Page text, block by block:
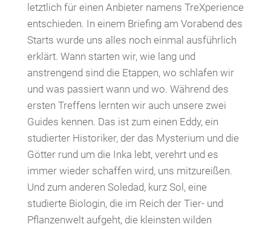
letztlich für einen Anbieter namens TreXperience
entschieden. In einem Briefing am Vorabend des
Starts wurde uns alles noch einmal ausführlich
erklärt. Wann starten wir, wie lang und
anstrengend sind die Etappen, wo schlafen wir
und was passiert wann und wo. Während des
ersten Treffens lernten wir auch unsere zwei
Guides kennen. Das ist zum einen Eddy, ein
studierter Historiker, der das Mysterium und die
Götter rund um die Inka lebt, verehrt und es
immer wieder schaffen wird, uns mitzureißen.
Und zum anderen Soledad, kurz Sol, eine
studierte Biologin, die im Reich der Tier- und
Pflanzenwelt aufgeht, die kleinsten wilden